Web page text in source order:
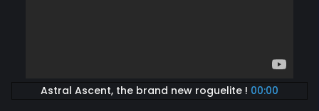
Astral Ascent, the brand new roguelite ! 00:00